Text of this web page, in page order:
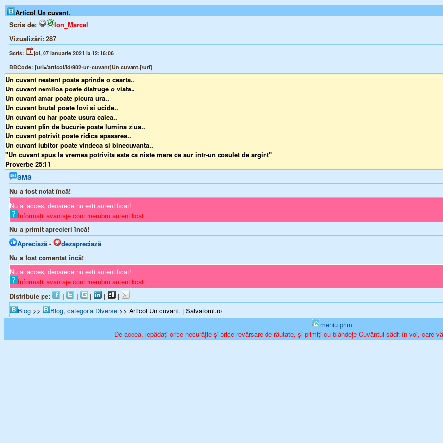
Articol Un cuvant.
Scris de:
Ion_Marcel
Vizualizări: 287
Scris:
joi, 07 ianuarie 2021 la 12:16:06
BBCode: [url=/articol/id/902-un-cuvant]Un cuvant.[/url]
Un cuvant neatent poate aprinde o cearta..
Un cuvant nemilos poate distruge o viata..
Un cuvant amar poate picura ura..
Un cuvant brutal poate lovi si ucide..
Un cuvant cu har poate usura calea..
Un cuvant plin de bucurie poate lumina ziua..
Un cuvant potrivit poate ridica apasarea..
Un cuvant iubitor poate vindeca si binecuvanta..
''Un cuvant spus la vremea potrivita este ca niste mere de aur intr-un cosulet de argint"
Proverbe 25:11
SMS
Nu a fost notat încă!
Nu ai acces, deoarece nu ești autentificat!
Informații avantaje cont membru autentificat
Nu a primit aprecieri încă!
Apreciază -
dezapreciază
Nu a fost comentat încă!
Nu ai acces, deoarece nu ești autentificat!
Informații avantaje cont membru autentificat
Distribuie pe:
| | | |
|
Blog >> Blog, categoria Diverse >> Articol Un cuvant. | Salvatorul.ro
meniu prim
De aceea, lepădați orice necurăție și orice revărsare de răutate, și primiți cu blândețe Cuvântul sădit în voi, care